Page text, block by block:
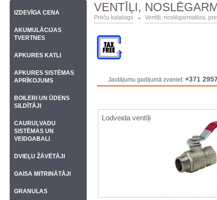
VENTĪĻI,
Preču katalogs Ventīļi, noslēgarmatūra,
Jautājumu gadījumā zvaniet: +371
Lodveida ventīļi
IZDEVĪGA CENA
AKUMULĀCIJAS
TVERTNES
APKURES KATLI
APKURES SISTĒMAS
APRĪKOJUMS
BOILERI UN ŪDENS
SILDĪTĀJI
CAURUĻVADU
SISTĒMAS UN
VEIDGABALI
DVIEĻU ŽĀVĒTĀJI
GAISA MITRINĀTĀJI
GRANULAS